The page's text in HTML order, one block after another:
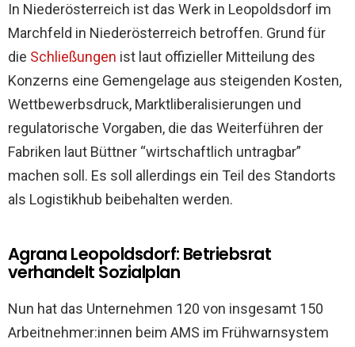
In Niederösterreich ist das Werk in Leopoldsdorf im
Marchfeld in Niederösterreich betroffen. Grund für
die Schließungen ist laut offizieller Mitteilung des
Konzerns eine Gemengelage aus steigenden Kosten,
Wettbewerbsdruck, Marktliberalisierungen und
regulatorische Vorgaben, die das Weiterführen der
Fabriken laut Büttner “wirtschaftlich untragbar”
machen soll. Es soll allerdings ein Teil des Standorts
als Logistikhub beibehalten werden.
Agrana Leopoldsdorf: Betriebsrat
verhandelt Sozialplan
Nun hat das Unternehmen 120 von insgesamt 150
Arbeitnehmer:innen beim AMS im Frühwarnsystem